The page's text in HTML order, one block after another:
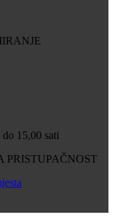
15,00 sati
PRISTUPAČNOST